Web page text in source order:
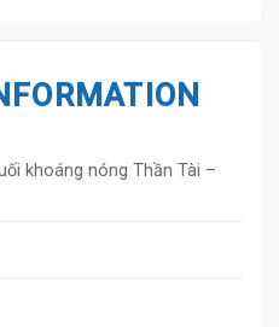
khoáng nóng Thần Tài –